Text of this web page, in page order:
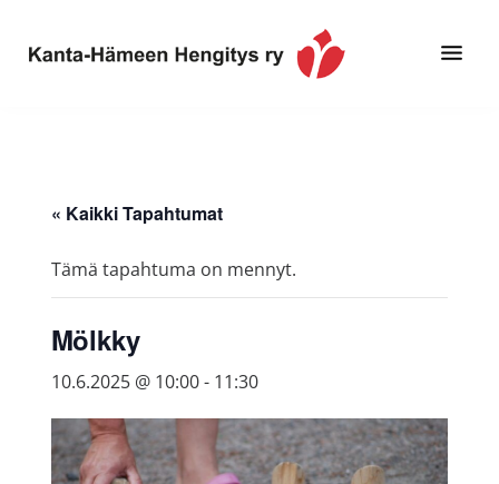
pääsisältöön
alatunnisteeseen
Hengitys
erityisesti
sinua
keuhkoahtaumatauti,uniapnea,
muut
huono
sisäilma
« Kaikki Tapahtumat
Tämä tapahtuma on mennyt.
Mölkky
10.6.2025 @ 10:00- 11:30